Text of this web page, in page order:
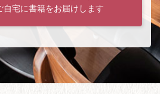
自宅に書籍をお届けします